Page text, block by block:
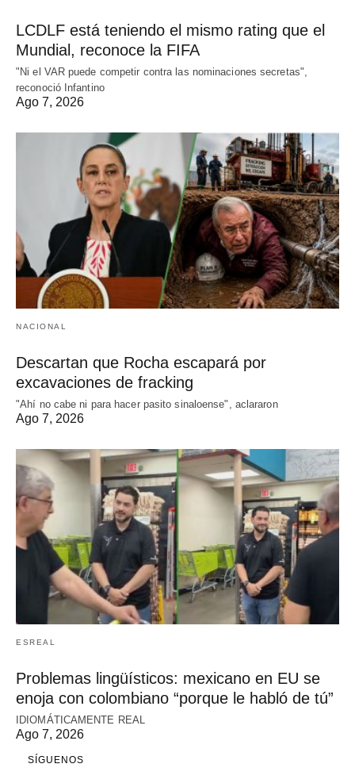
LCDLF está teniendo el mismo rating que el
Mundial, reconoce la FIFA
"Ni el VAR puede competir contra las nominaciones secretas",
reconoció Infantino
Ago 7, 2026
NACIONAL
Descartan que Rocha escapará por
excavaciones de fracking
"Ahí no cabe ni para hacer pasito sinaloense", aclararon
Ago 7, 2026
ESREAL
Problemas lingüísticos: mexicano en EU se
enoja con colombiano “porque le habló de tú”
IDIOMÁTICAMENTE REAL
Ago 7, 2026
SÍGUENOS